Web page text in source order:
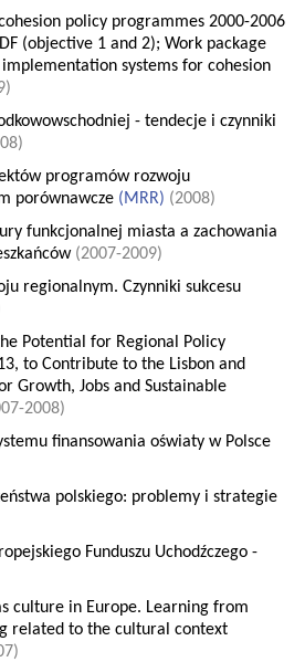
policy programmes 2000-2006
(objective 1 and 2); Work package
systems for cohesion
- tendecje i czynniki
programów rozwoju
porównawcze (MRR) (2008)
funkcjonalnej miasta a zachowania
(2007-2009)
regionalnym. Czynniki sukcesu
Potential for Regional Policy
to Contribute to the Lisbon and
Growth, Jobs and Sustainable
2008)
finansowania oświaty w Polsce
polskiego: problemy i strategie
Funduszu Uchodźczego -
culture in Europe. Learning from
related to the cultural context